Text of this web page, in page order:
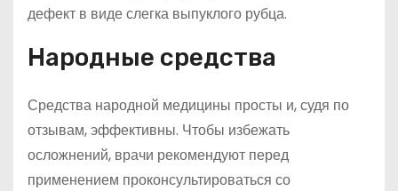
дефект в виде слегка выпуклого рубца.
Народные средства
Средства народной медицины просты и, судя по
отзывам, эффективны. Чтобы избежать
осложнений, врачи рекомендуют перед
применением проконсультироваться со